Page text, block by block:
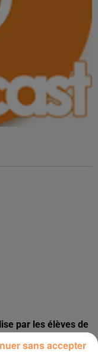
par les élèves de
sans accepter